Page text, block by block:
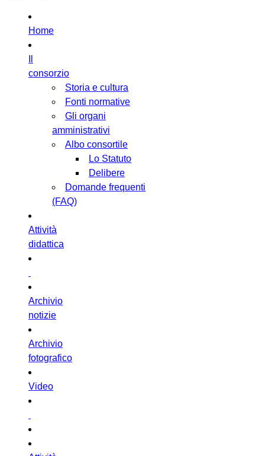
Home
consorzio
Storia e cultura
Fonti normative
Gli organi
amministrativi
Albo consortile
Lo Statuto
Delibere
Domande frequenti
(FAQ)
Attività
didattica
Archivio
notizie
Archivio
fotografico
Video